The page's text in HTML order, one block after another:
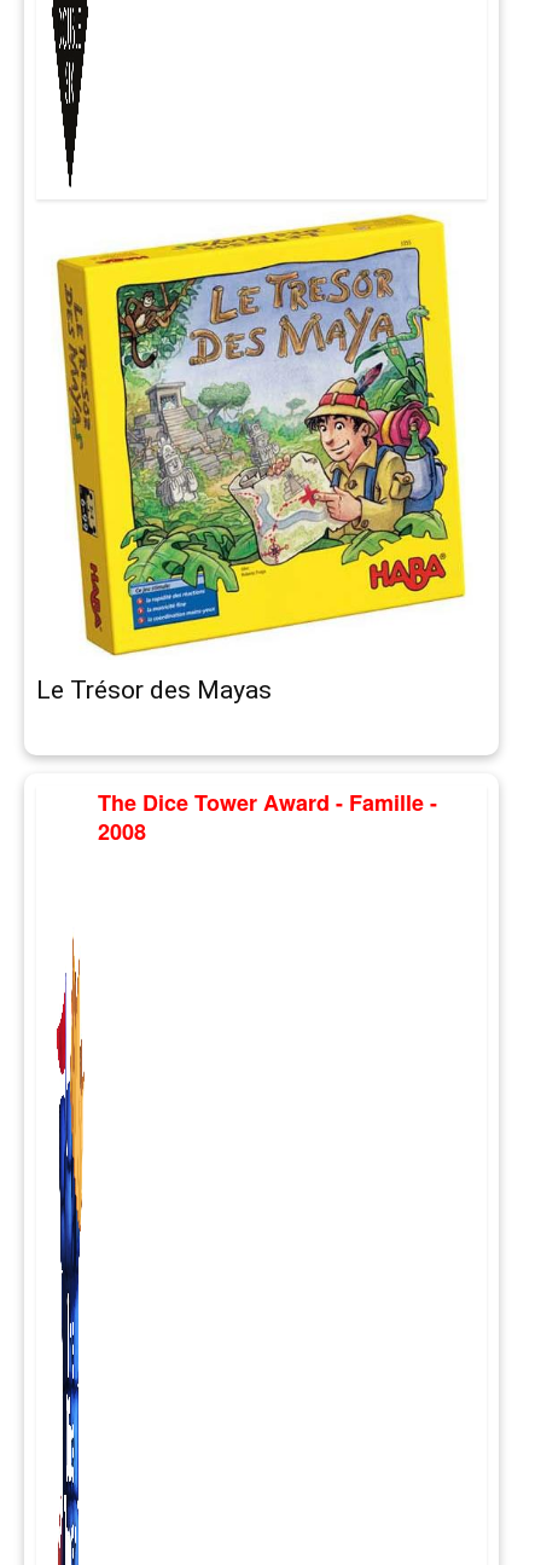
Le Trésor des Mayas
The Dice Tower Award - Famille -
2008